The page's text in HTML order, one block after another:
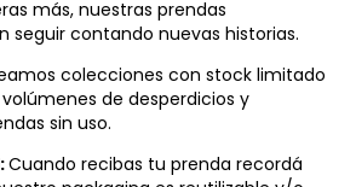
más, nuestras prendas
seguir contando nuevas historias.
colecciones con stock limitado
de desperdicios y
sin uso.
Cuando recibas tu prenda recordá